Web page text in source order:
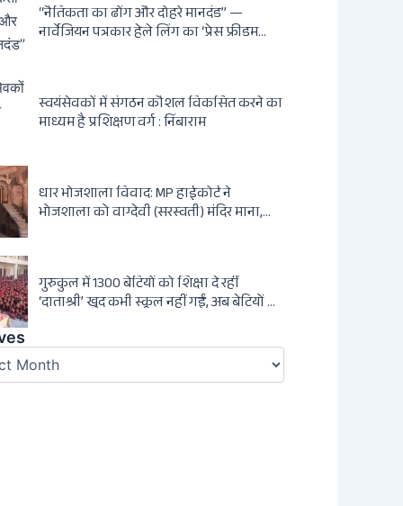
“नैतिकता का ढोंग और दोहरे मानदंड” —
नार्वेजियन पत्रकार हेले लिंग का ‘प्रेस फ्रीडम
नेटवर्क की पूरी कहानी
स्वयंसेवकों में संगठन कौशल विकसित करने का
माध्यम है प्रशिक्षण वर्ग : निंबाराम
धार भोजशाला विवाद: MP हाईकोर्ट ने
भोजशाला को वाग्देवी (सरस्वती) मंदिर माना,
गुरुकुल में 1300 बेटियों को शिक्षा दे रहीं
‘दाताश्री’ खुद कभी स्कूल नहीं गईं, अब बेटियों को